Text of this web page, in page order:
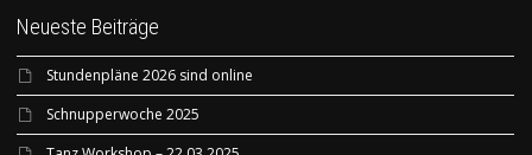
Neueste Beiträge
Stundenpläne 2026 sind online
Schnupperwoche 2025